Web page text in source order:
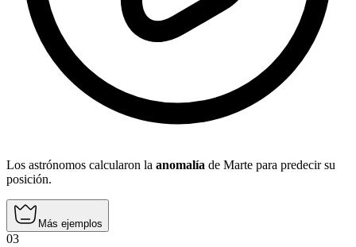
Los astrónomos calcularon la anomalía de Marte para predecir su
posición.
Más ejemplos
03